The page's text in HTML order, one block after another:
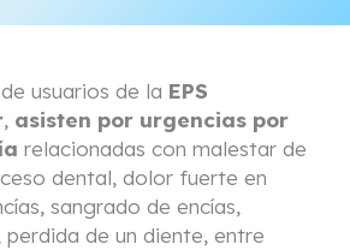
usuarios de la EPS
, asisten por urgencias por
relacionadas con malestar de
dental, dolor fuerte en
sangrado de encías,
perdida de un diente, entre